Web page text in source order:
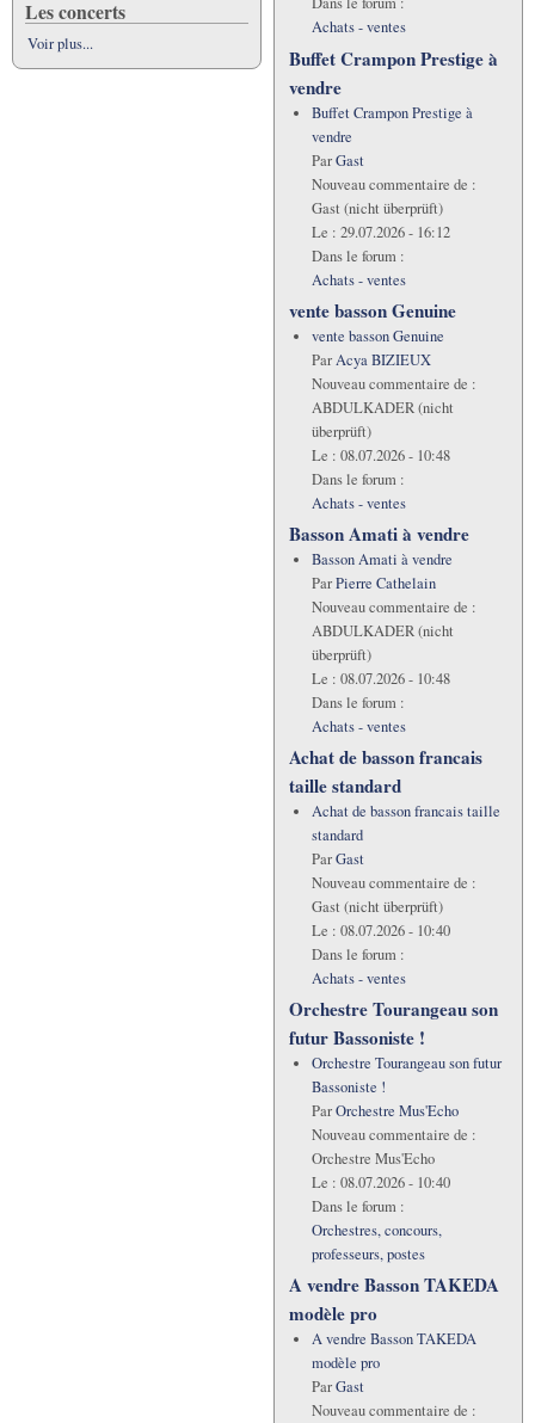
Les concerts
Voir plus...
Achats - ventes
Buffet Crampon Prestige à
vendre
Buffet Crampon Prestige à
vendre
ParGast
Nouveau commentaire de :
Gast (nicht überprüft)
Le : 29.07.2026 - 16:12
Dans le forum :
Achats - ventes
vente basson Genuine
vente basson Genuine
ParAcya BIZIEUX
Nouveau commentaire de :
ABDULKADER (nicht
überprüft)
Le : 08.07.2026 - 10:48
Dans le forum :
Achats - ventes
Basson Amati à vendre
Basson Amati à vendre
ParPierre Cathelain
Nouveau commentaire de :
ABDULKADER (nicht
überprüft)
Le : 08.07.2026 - 10:48
Dans le forum :
Achats - ventes
Achat de basson francais
taille standard
Achat de basson francais taille
standard
ParGast
Nouveau commentaire de :
Gast (nicht überprüft)
Le : 08.07.2026 - 10:40
Dans le forum :
Achats - ventes
Orchestre Tourangeau son
futur Bassoniste !
Orchestre Tourangeau son futur
Bassoniste !
ParOrchestre Mus'Echo
Nouveau commentaire de :
Orchestre Mus'Echo
Le : 08.07.2026 - 10:40
Dans le forum :
Orchestres, concours,
professeurs, postes
A vendre Basson TAKEDA
modèle pro
A vendre Basson TAKEDA
modèle pro
ParGast
Nouveau commentaire de :